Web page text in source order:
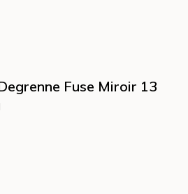
Fuse Miroir 13